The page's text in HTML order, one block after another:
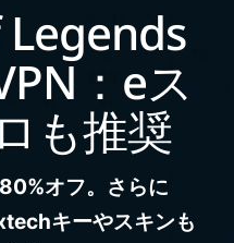
： eス
も推奨
オフ。さらに
キーやスキンも